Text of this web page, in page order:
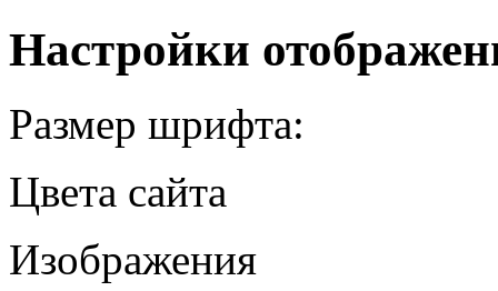
Настройки
Размер шрифта:
Цвета сайта
Изображения